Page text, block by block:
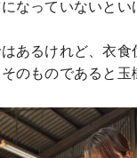
なっていないとい
あるけれど、衣食
のものであると玉